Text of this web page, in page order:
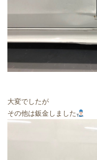
大変でしたが
その他は鈑金しました